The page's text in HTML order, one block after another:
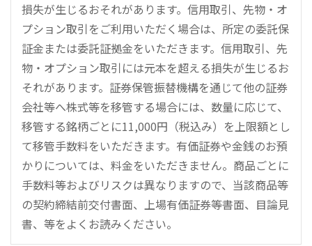
損失が生じるおそれがあります。信用取引、先物・オ
プション取引をご利用いただく場合は、所定の委託保
証金または委託証拠金をいただきます。信用取引、先
物・オプション取引には元本を超える損失が生じるお
それがあります。証券保管振替機構を通じて他の証券
会社等へ株式等を移管する場合には、数量に応じて、
移管する銘柄ごとに11,000円（税込み）を上限額とし
て移管手数料をいただきます。有価証券や金銭のお預
かりについては、料金をいただきません。商品ごとに
手数料等およびリスクは異なりますので、当該商品等
の契約締結前交付書面、上場有価証券等書面、目論見
書、等をよくお読みください。